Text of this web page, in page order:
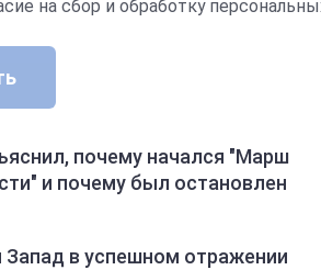
на сбор и обработку
почему начался "Марш
и почему был остановлен
Запад в успешном отражении